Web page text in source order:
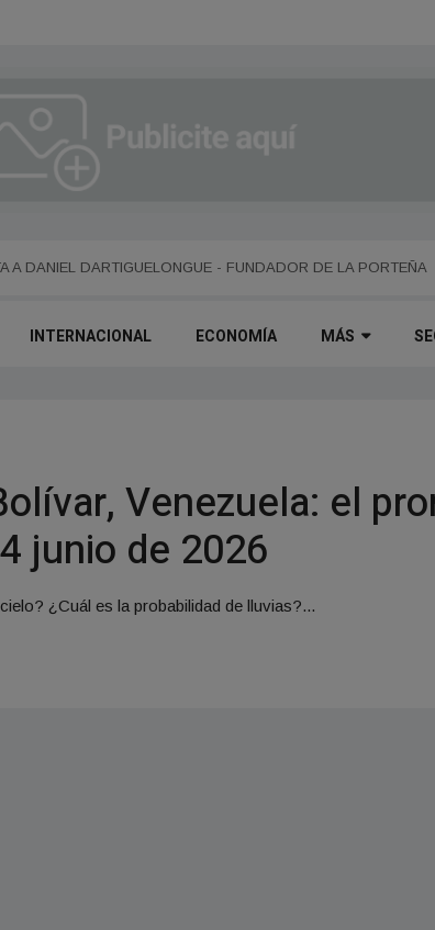
A ALEJANDRO KIM
INTERNACIONAL ECONOMÍA MÁS
Venezuela: el
junio de 2026
¿Cuál es la probabilidad de lluvias?...